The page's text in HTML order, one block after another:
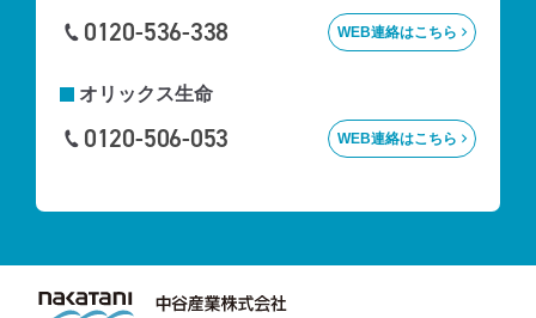
0120-536-338 WEB連絡はこちら
オリックス生命
0120-506-053 WEB連絡はこちら